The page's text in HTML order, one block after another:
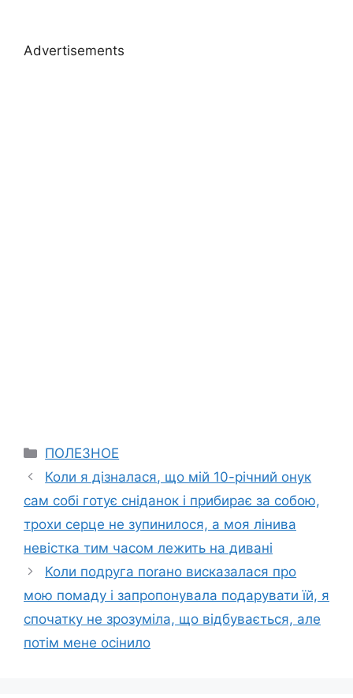
Advertisements
Categories
ПОЛЕЗНОЕ
Коли я дізналася, що мій 10-річний онук
сам собі готує сніданок і прибирає за собою,
трохи серце не зупинилося, а моя лінива
невістка тим часом лежить на дивані
Коли подруга поrано висказалася про
мою помаду і запропонувала подарувати їй, я
спочатку не зрозуміла, що відбувається, але
потім мене осінило